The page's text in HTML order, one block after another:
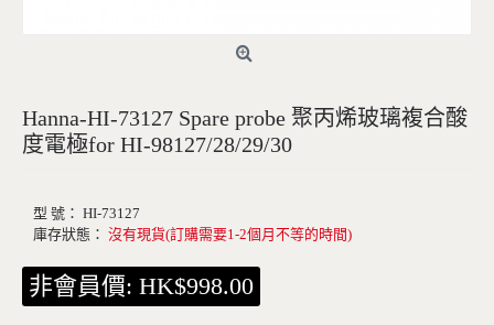
Hanna-HI-73127 Spare probe 聚丙烯玻璃複合酸
度電極for HI-98127/28/29/30
型 號： HI-73127
庫存狀態： 沒有現貨(訂購需要1-2個月不等的時間)
非會員價: HK$998.00